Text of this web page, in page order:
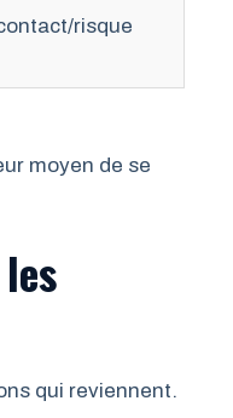
risque
moyen de se
qui reviennent.